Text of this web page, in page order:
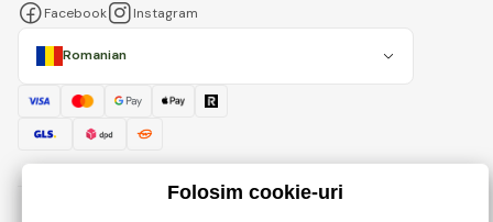
Romanian
Facebook Instagram